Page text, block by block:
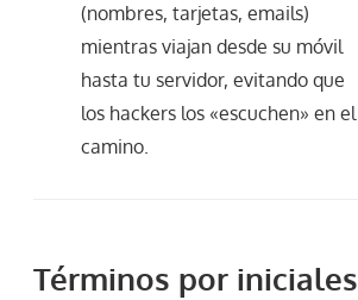
(nombres, tarjetas, emails)
mientras viajan desde su móvil
hasta tu servidor, evitando que
los hackers los «escuchen» en el
camino.
Términos por iniciales